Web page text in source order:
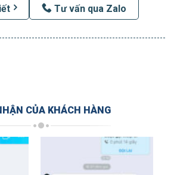
Tư vấn qua Zalo
CỦA KHÁCH HÀNG